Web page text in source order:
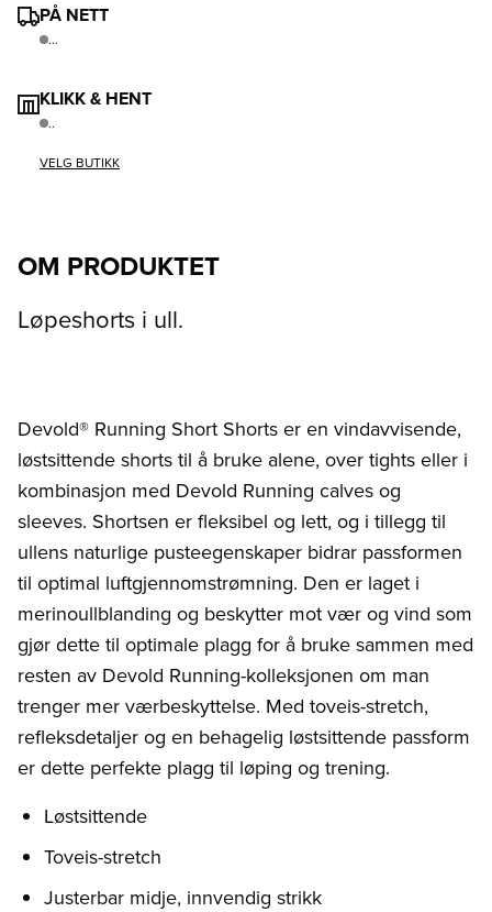
PÅ NETT
...
KLIKK & HENT
..
VELG BUTIKK
OM PRODUKTET
Løpeshorts i ull.
Devold® Running Short Shorts er en vindavvisende,
løstsittende shorts til å bruke alene, over tights eller i
kombinasjon med Devold Running calves og
sleeves. Shortsen er fleksibel og lett, og i tillegg til
ullens naturlige pusteegenskaper bidrar passformen
til optimal luftgjennomstrømning. Den er laget i
merinoullblanding og beskytter mot vær og vind som
gjør dette til optimale plagg for å bruke sammen med
resten av Devold Running-kolleksjonen om man
trenger mer værbeskyttelse. Med toveis-stretch,
refleksdetaljer og en behagelig løstsittende passform
er dette perfekte plagg til løping og trening.
Løstsittende
Toveis-stretch
Justerbar midje, innvendig strikk